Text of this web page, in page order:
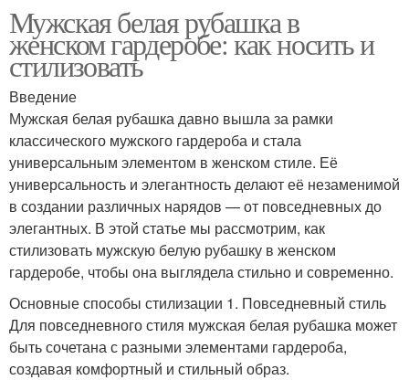
Мужская белая рубашка в
женском гардеробе: как носить и
стилизовать
Введение
Мужская белая рубашка давно вышла за рамки
классического мужского гардероба и стала
универсальным элементом в женском стиле. Её
универсальность и элегантность делают её незаменимой
в создании различных нарядов — от повседневных до
элегантных. В этой статье мы рассмотрим, как
стилизовать мужскую белую рубашку в женском
гардеробе, чтобы она выглядела стильно и современно.
Основные способы стилизации 1. Повседневный стиль
Для повседневного стиля мужская белая рубашка может
быть сочетана с разными элементами гардероба,
создавая комфортный и стильный образ.